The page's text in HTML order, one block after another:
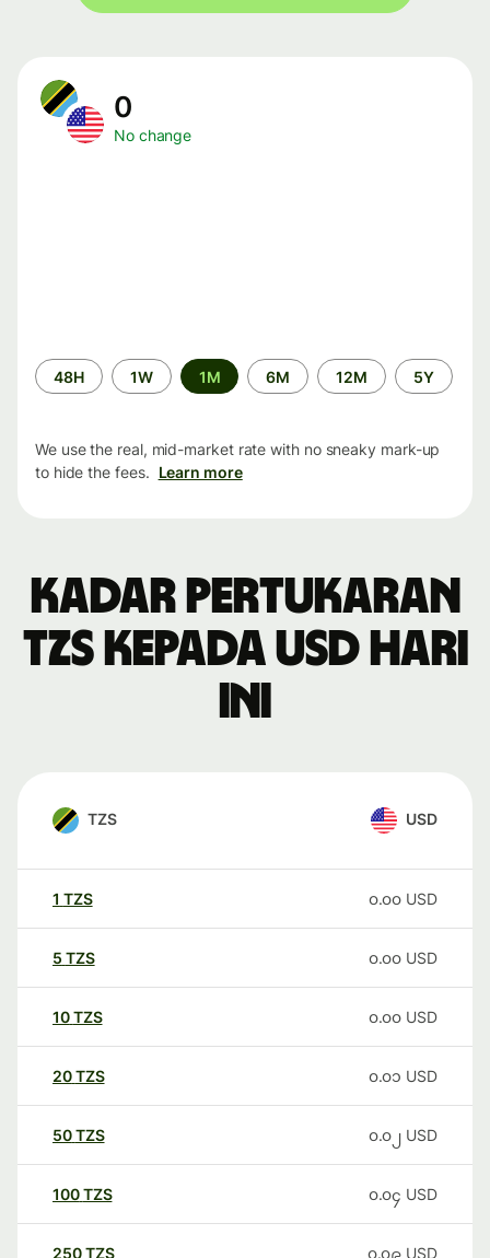
0
No change
Time
period
48H 1W 1M 6M 12M 5Y
We use the real, mid-market rate with no sneaky mark-up
to hide the fees. Learn more
Kadar pertukaran
TZS kepada USD hari
ini
TZS USD
1 TZS ၀.၀၀ USD
5 TZS ၀.၀၀ USD
10TZS ၀.၀၀ USD
20TZS ၀.၀၁ USD
50TZS ၀.၀၂ USD
100TZS ၀.၀၄ USD
250TZS ၀.၀၉ USD